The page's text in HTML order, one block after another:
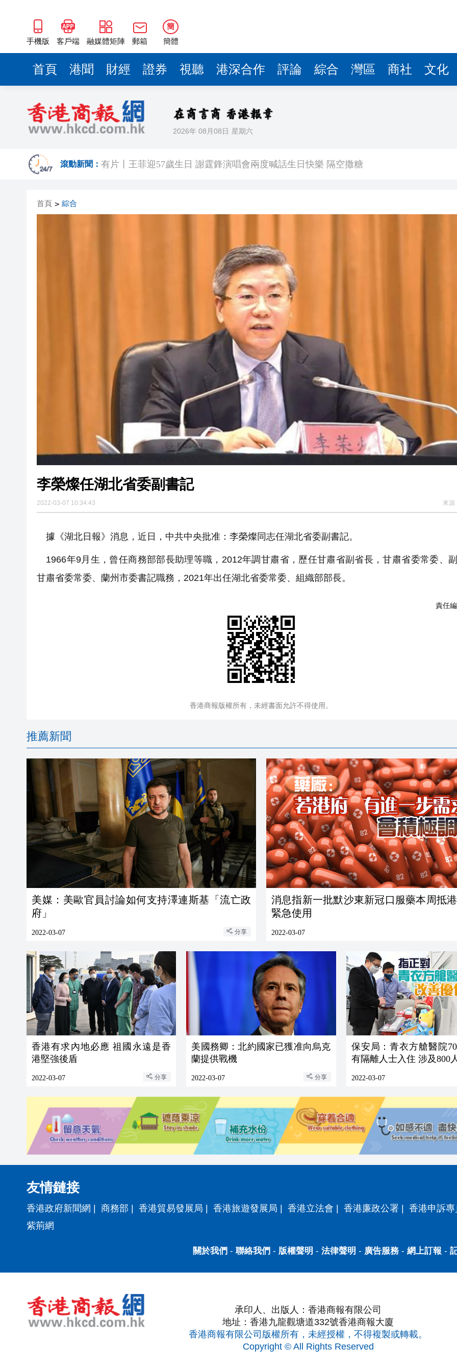
手機版 客戶端 融媒體矩陣 郵箱
簡
簡體
首頁 港聞 財經 證券 視聽 港深合作 評論 綜合 灣區 商社 文化
2026年 08月08日 星期六
滾動新聞： 有片丨王菲迎57歲生日 謝霆鋒演唱會兩度喊話生日快樂 隔空撒糖
有片丨迪麗熱巴驚喜現身香港 高馬尾配白T 美麗明豔
超萬名「嘗鮮客」赴河源萬綠湖，在湖光山色間大飽「口福+眼福」
央媒省媒灣區媒體採風團走進河源
首頁 > 綜合
李榮燦任湖北省委副書記
2022-03-07 10:34:43 來源
據《湖北日報》消息，近日，中共中央批准：李榮燦同志任湖北省委副書記。
1966年9月生，曾任商務部部長助理等職，2012年調甘肅省，歷任甘肅省副省長，甘肅省委常委、
甘肅省委常委、蘭州市委書記職務，2021年出任湖北省委常委、組織部部長。
責任
香港商報版權所有，未經書面允許不得使用。
推薦新聞
美媒：美歐官員討論如何支持澤連斯基「流亡政
府」
2022-03-07 分享
消息指新一批默沙東新冠口服藥本周抵
緊急使用
2022-03-07
香港有求內地必應 祖國永遠是香
港堅強後盾
2022-03-07 分享
美國務卿：北約國家已獲准向烏克
蘭提供戰機
2022-03-07 分享
保安局：青衣方艙醫院
有隔離人士入住 涉及800
2022-03-07
友情鏈接
香港政府新聞網 | 商務部 | 香港貿易發展局 | 香港旅遊發展局 | 香港立法會 | 香港廉政公署 | 香港申訴
紫荊網
關於我們 - 聯絡我們 - 版權聲明 - 法律聲明 - 廣告服務- 網上訂報 -
承印人、出版人：香港商報有限公司
地址：香港九龍觀塘道332號香港商報大廈
香港商報有限公司版權所有，未經授權，不得複製或轉載。
Copyright © All Rights Reserved